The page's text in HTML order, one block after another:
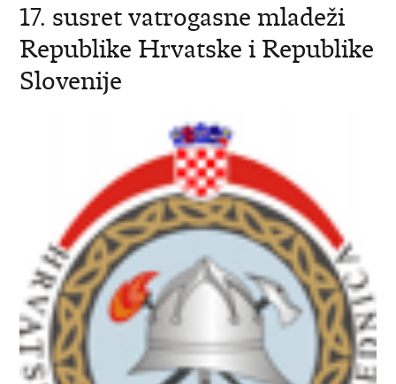
17. susret vatrogasne mladeži
Republike Hrvatske i Republike
Slovenije